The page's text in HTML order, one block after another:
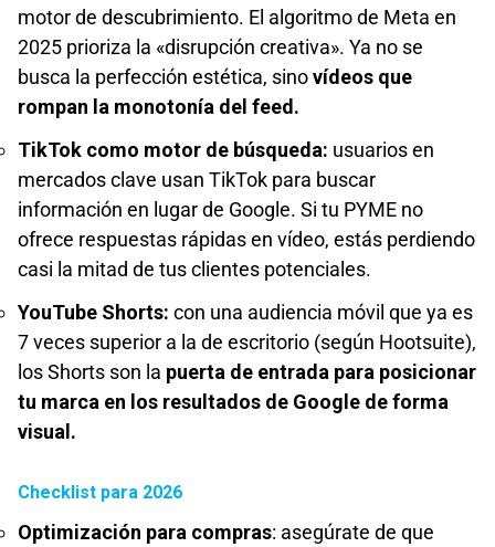
motor de descubrimiento. El algoritmo de Meta en
2025 prioriza la «disrupción creativa». Ya no se
busca la perfección estética, sinovídeos que
rompan la monotonía del feed.
TikTok como motor de búsqueda: usuarios en
mercados clave usan TikTok para buscar
información en lugar de Google. Si tu PYME no
ofrece respuestas rápidas en vídeo, estás perdiendo
casi la mitad de tus clientes potenciales.
YouTube Shorts: con una audiencia móvil que ya es
7 veces superior a la de escritorio (según Hootsuite),
los Shorts son la puerta de entrada para posicionar
tu marca en los resultados de Google de forma
visual.
Checklist para 2026
Optimización para compras: asegúrate de que